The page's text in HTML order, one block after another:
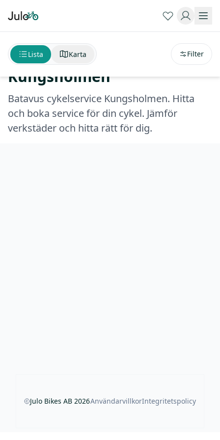
Batavus cykelservice
Kungsholmen
Batavus cykelservice Kungsholmen. Hitta
och boka service för din cykel. Jämför
verkstäder och hitta rätt för dig.
Lista Karta Filter
avstånd
Julo Bikes AB 2026AnvändarvillkorIntegritetspolicy